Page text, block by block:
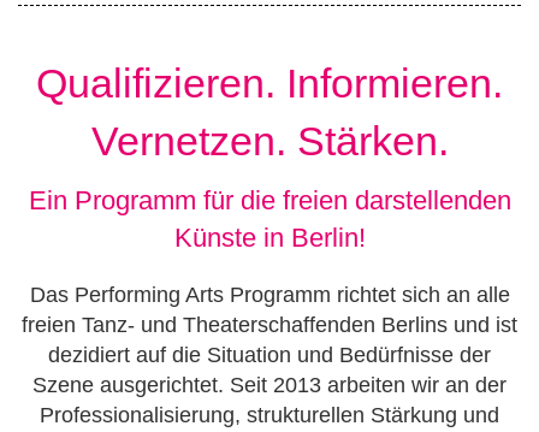
Qualifizieren. Informieren.
Vernetzen. Stärken.
Ein Programm für die freien darstellenden
Künste in Berlin!
Das Performing Arts Programm richtet sich an alle
freien Tanz- und Theaterschaffenden Berlins und ist
dezidiert auf die Situation und Bedürfnisse der
Szene ausgerichtet. Seit 2013 arbeiten wir an der
Professionalisierung, strukturellen Stärkung und